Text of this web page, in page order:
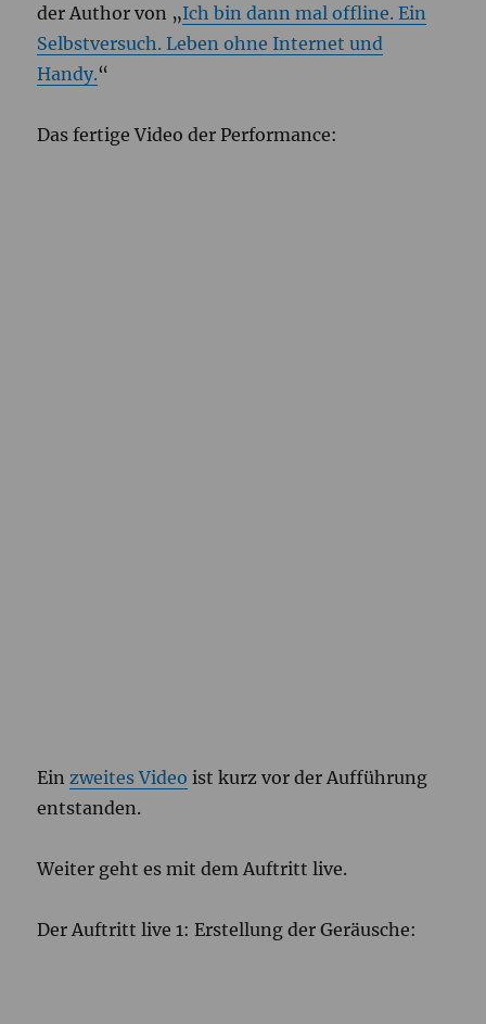
der Author von „Ich bin dann mal offline. Ein
Selbstversuch. Leben ohne Internet und
Handy.“
Das fertige Video der Performance:
Ein zweites Video ist kurz vor der Aufführung
entstanden.
Weiter geht es mit dem Auftritt live.
Der Auftritt live 1: Erstellung der Geräusche: